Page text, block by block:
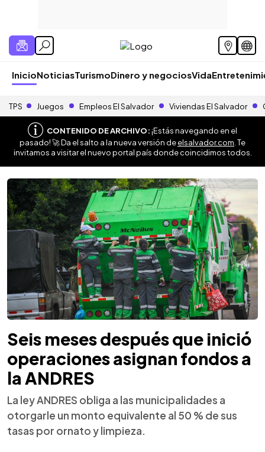
InicioNoticiasTurismoDinero y negociosVida
TPS Juegos Empleos El Salvador Viviendas El Salvador
CONTENIDO DE ARCHIVO:¡Estás navegando en el
pasado! 🚀 Da el salto a la nueva versión deelsalvador.com . Te
invitamos a visitar el nuevo portal país donde coincidimos todos.
Seis meses después que inició
operaciones asignan fondos a
la ANDRES
La ley ANDRES obliga a las municipalidades a
otorgarle un monto equivalente al 50 % de sus
tasas por ornato y limpieza.